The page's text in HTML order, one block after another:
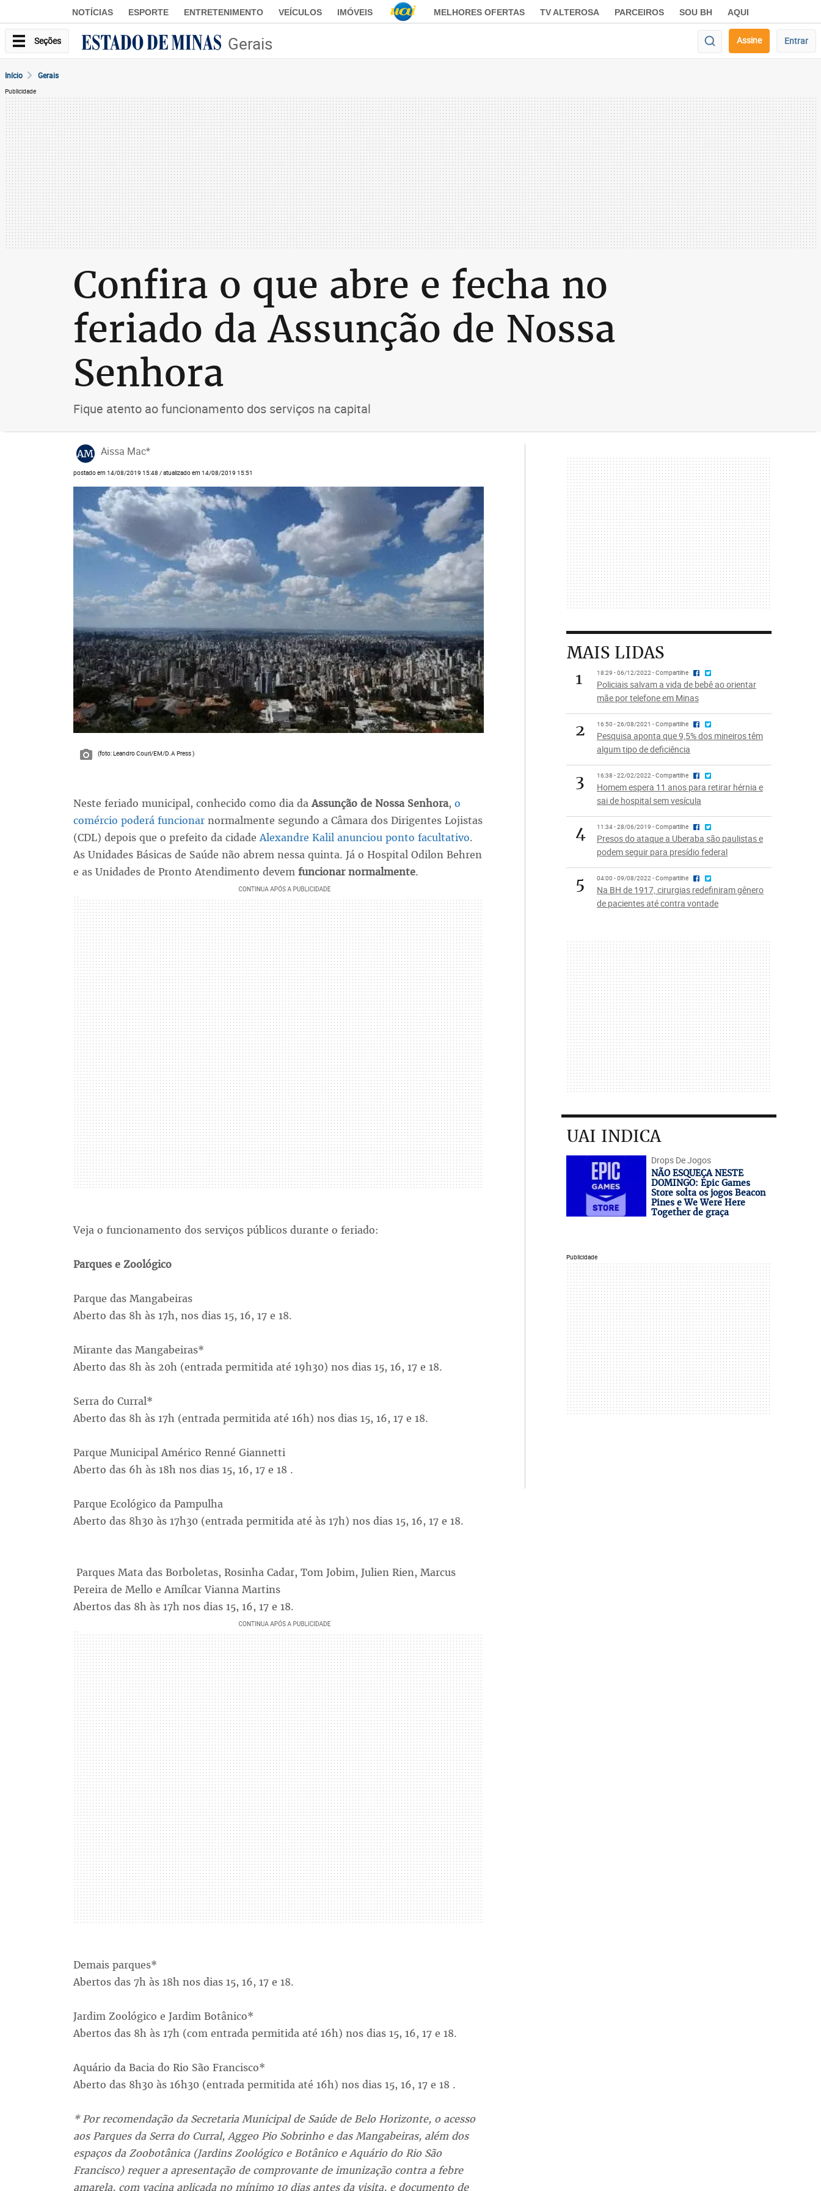
NOTÍCIAS ESPORTE ENTRETENIMENTO VEÍCULOS IMÓVEIS MELHORES OFERTAS TV ALTEROSA PARCEIROS SOU BH AQUI
Seções Gerais Assine Entrar
Início Gerais
Publicidade
Confira o que abre e fecha no
feriado da Assunção de Nossa
Senhora
Fique atento ao funcionamento dos serviços na capital
AM Aissa Mac*
postado em 14/08/2019 15:48 / atualizado em 14/08/2019 15:51
(foto: Leandro Couri/EM/D.A Press )
Neste feriado municipal, conhecido como dia daAssunção de Nossa Senhora, o
comércio poderá funcionarnormalmente segundo a Câmara dos Dirigentes Lojistas
(CDL) depois que o prefeito da cidadeAlexandre Kalil anunciou ponto facultativo.
As Unidades Básicas de Saúde não abrem nessa quinta. Já o Hospital Odilon Behren
e as Unidades de Pronto Atendimento devem funcionar normalmente.
Veja o funcionamento dos serviços públicos durante o feriado:
Parques e Zoológico
Parque das Mangabeiras
Aberto das 8h às 17h, nos dias 15, 16, 17 e 18.
Mirante das Mangabeiras*
Aberto das 8h às 20h (entrada permitida até 19h30) nos dias 15, 16, 17 e 18.
Serra do Curral*
Aberto das 8h às 17h (entrada permitida até 16h) nos dias 15, 16, 17 e 18.
Parque Municipal Américo Renné Giannetti
Aberto das 6h às 18h nos dias 15, 16, 17 e 18 .
Parque Ecológico da Pampulha
Aberto das 8h30 às 17h30 (entrada permitida até às 17h) nos dias 15, 16, 17 e 18.
Parques Mata das Borboletas, Rosinha Cadar, Tom Jobim, Julien Rien, Marcus
Pereira de Mello e Amílcar Vianna Martins
Abertos das 8h às 17h nos dias 15, 16, 17 e 18.
Demais parques*
Abertos das 7h às 18h nos dias 15, 16, 17 e 18.
Jardim Zoológico e Jardim Botânico*
Abertos das 8h às 17h (com entrada permitida até 16h) nos dias 15, 16, 17 e 18.
Aquário da Bacia do Rio São Francisco*
Aberto das 8h30 às 16h30 (entrada permitida até 16h) nos dias 15, 16, 17 e 18 .
* Por recomendação da Secretaria Municipal de Saúde de Belo Horizonte, o acesso
aos Parques da Serra do Curral, Aggeo Pio Sobrinho e das Mangabeiras, além dos
espaços da Zoobotânica (Jardins Zoológico e Botânico e Aquário do Rio São
Francisco) requer a apresentação de comprovante de imunização contra a febre
amarela, com vacina aplicada no mínimo 10 dias antes da visita, e documento de
MAIS LIDAS
1
18:29 - 06/12/2022 - Compartilhe
Policiais salvam a vida de bebê ao orientar
mãe por telefone em Minas
2 16:50 - 26/08/2021 - Compartilhe
Pesquisa aponta que 9,5% dos mineiros têm
algum tipo de deficiência
3 16:38 - 22/02/2022 - Compartilhe
Homem espera 11 anos para retirar hérnia e
sai de hospital sem vesícula
4 11:34 - 28/06/2019 - Compartilhe
Presos do ataque a Uberaba são paulistas e
podem seguir para presídio federal
5 04:00 - 09/08/2022 - Compartilhe
Na BH de 1917, cirurgias redefiniram gênero
de pacientes até contra vontade
UAI INDICA
Drops De Jogos
NÃO ESQUEÇA NESTE
DOMINGO: Epic Games
Store solta os jogos Beacon
Pines e We Were Here
Together de graça
Publicidade